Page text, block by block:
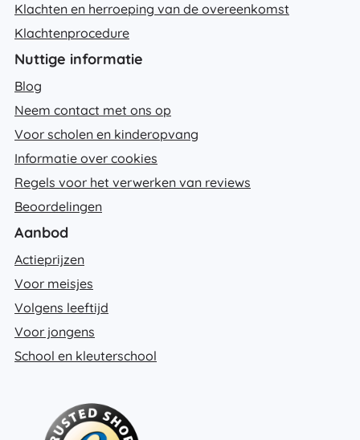
Klachten en herroeping van de overeenkomst
Klachtenprocedure
Nuttige informatie
Blog
Neem contact met ons op
Voor scholen en kinderopvang
Informatie over cookies
Regels voor het verwerken van reviews
Beoordelingen
Aanbod
Actieprijzen
Voor meisjes
Volgens leeftijd
Voor jongens
School en kleuterschool